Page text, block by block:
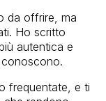
da offrire, ma
Ho scritto
autentica e
frequentate, e ti